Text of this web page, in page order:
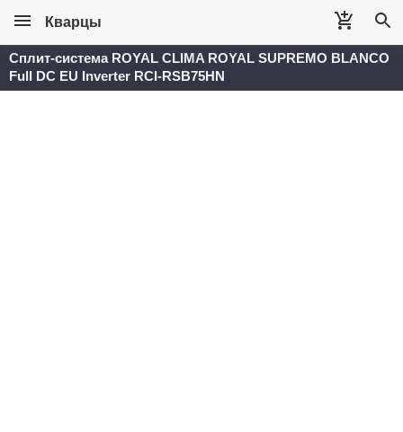
Кварцы
Сплит-система ROYAL CLIMA ROYAL SUPREMO BLANCO
Full DC EU Inverter RCI-RSB75HN